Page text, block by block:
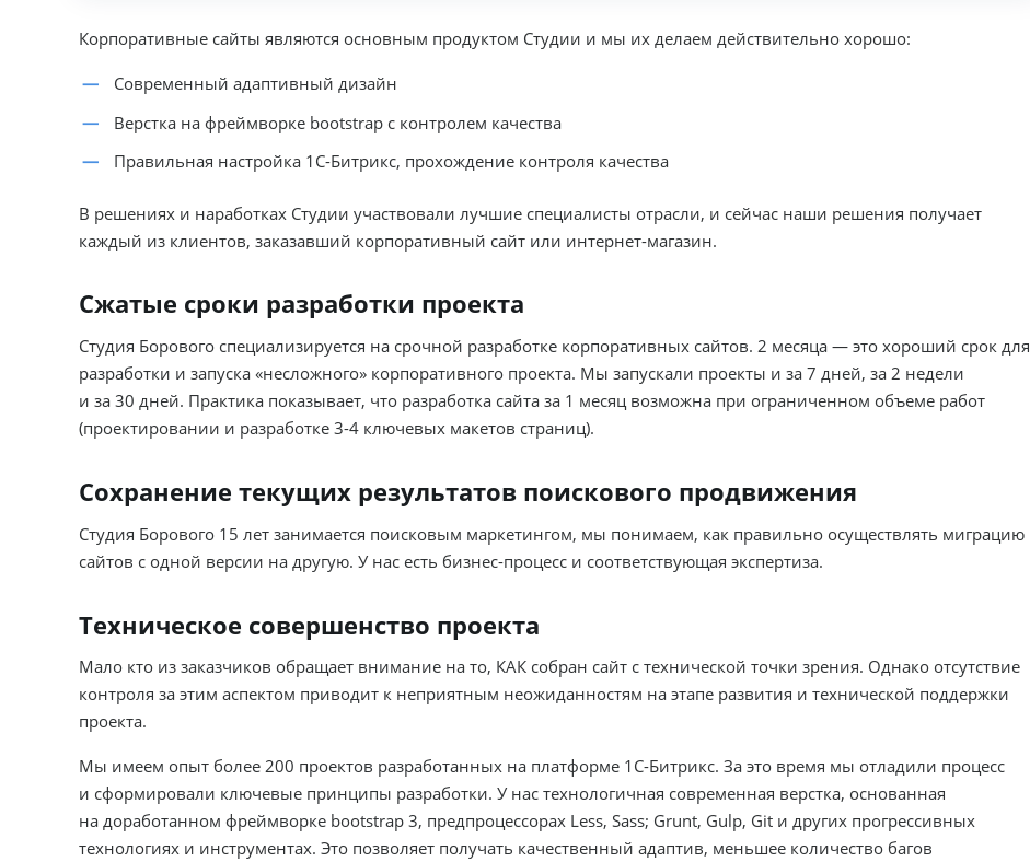
Разработка логотипов
Корпоративные сайты являются основным продуктом Студии и мы их делаем действительно хорошо:
Современный адаптивный дизайн
Верстка на фреймворке bootstrap с контролем качества
Правильная настройка 1С-Битрикс, прохождение контроля качества
В решениях и наработках Студии участвовали лучшие специалисты отрасли, и сейчас наши решения получает
каждый из клиентов, заказавший корпоративный сайт или интернет-магазин.
Сжатые сроки разработки проекта
Студия Борового специализируется на срочной разработке корпоративных сайтов. 2 месяца — это хороший срок для
разработки и запуска «несложного» корпоративного проекта. Мы запускали проекты и за 7 дней, за 2 недели
и за 30 дней. Практика показывает, что разработка сайта за 1 месяц возможна при ограниченном объеме работ
(проектировании и разработке 3-4 ключевых макетов страниц).
Сохранение текущих результатов поискового продвижения
Студия Борового 15 лет занимается поисковым маркетингом, мы понимаем, как правильно осуществлять миграцию
сайтов с одной версии на другую. У нас есть бизнес-процесс и соответствующая экспертиза.
Техническое совершенство проекта
Мало кто из заказчиков обращает внимание на то, КАК собран сайт с технической точки зрения. Однако отсутствие
контроля за этим аспектом приводит к неприятным неожиданностям на этапе развития и технической поддержки
проекта.
Мы имеем опыт более 200 проектов разработанных на платформе 1С-Битрикс. За это время мы отладили процесс
и сформировали ключевые принципы разработки. У нас технологичная современная верстка, основанная
на доработанном фреймворке bootstrap 3, предпроцессорах Less, Sass; Grunt, Gulp, Git и других прогрессивных
технологиях и инструментах. Это позволяет получать качественный адаптив, меньшее количество багов